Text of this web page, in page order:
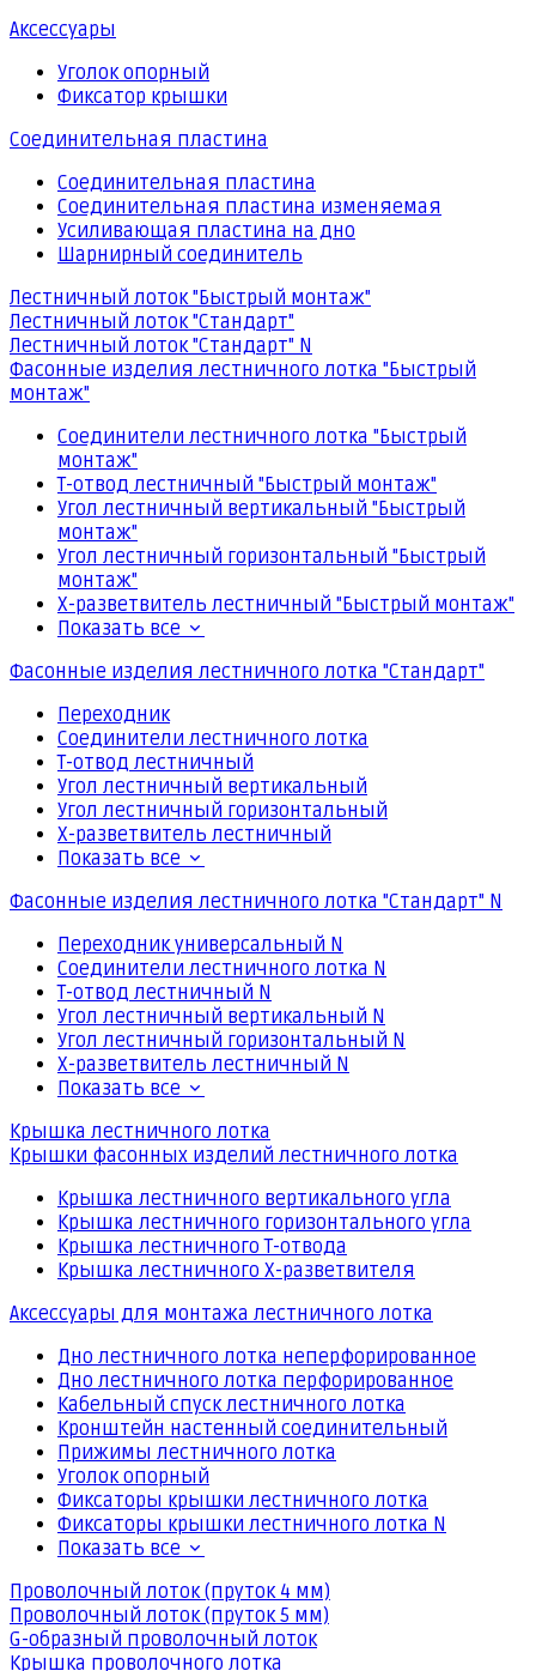
Аксессуары
Уголок опорный
Фиксатор крышки
Соединительная пластина
Соединительная пластина
Соединительная пластина изменяемая
Усиливающая пластина на дно
Шарнирный соединитель
Лестничный лоток "Быстрый монтаж"
Лестничный лоток "Стандарт"
Лестничный лоток "Стандарт" N
Фасонные изделия лестничного лотка "Быстрый
монтаж"
Соединители лестничного лотка "Быстрый
монтаж"
Т-отвод лестничный "Быстрый монтаж"
Угол лестничный вертикальный "Быстрый
монтаж"
Угол лестничный горизонтальный "Быстрый
монтаж"
Х-разветвитель лестничный "Быстрый монтаж"
Показать все
Фасонные изделия лестничного лотка "Стандарт"
Переходник
Соединители лестничного лотка
Т-отвод лестничный
Угол лестничный вертикальный
Угол лестничный горизонтальный
Х-разветвитель лестничный
Показать все
Фасонные изделия лестничного лотка "Стандарт" N
Переходник универсальный N
Соединители лестничного лотка N
Т-отвод лестничный N
Угол лестничный вертикальный N
Угол лестничный горизонтальный N
Х-разветвитель лестничный N
Показать все
Крышка лестничного лотка
Крышки фасонных изделий лестничного лотка
Крышка лестничного вертикального угла
Крышка лестничного горизонтального угла
Крышка лестничного Т-отвода
Крышка лестничного Х-разветвителя
Аксессуары для монтажа лестничного лотка
Дно лестничного лотка неперфорированное
Дно лестничного лотка перфорированное
Кабельный спуск лестничного лотка
Кронштейн настенный соединительный
Прижимы лестничного лотка
Уголок опорный
Фиксаторы крышки лестничного лотка
Фиксаторы крышки лестничного лотка N
Показать все
Проволочный лоток (пруток 4 мм)
Проволочный лоток (пруток 5 мм)
G-образный проволочный лоток
Крышка проволочного лотка